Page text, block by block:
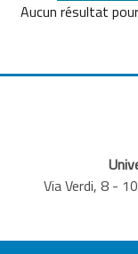
Aucun résultat
Via Verdi, 8 -